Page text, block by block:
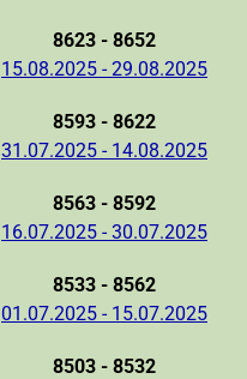
8623 - 8652
15.08.2025 - 29.08.2025
8593 - 8622
31.07.2025 - 14.08.2025
8563 - 8592
16.07.2025 - 30.07.2025
8533 - 8562
01.07.2025 - 15.07.2025
8503 - 8532